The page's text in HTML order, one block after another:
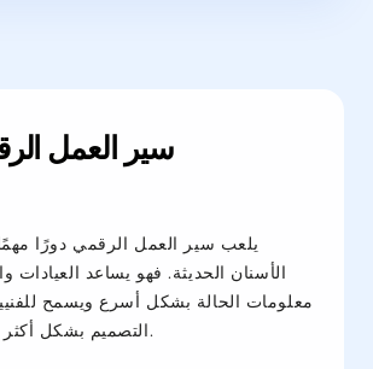
سير العمل
يلعب سير العمل الرقمي دورًا
الأسنان الحديثة. فهو يساعد العيادات
معلومات الحالة بشكل أسرع ويسمح
التصميم بشكل أكثر وضوحًا قبل التصنيع.